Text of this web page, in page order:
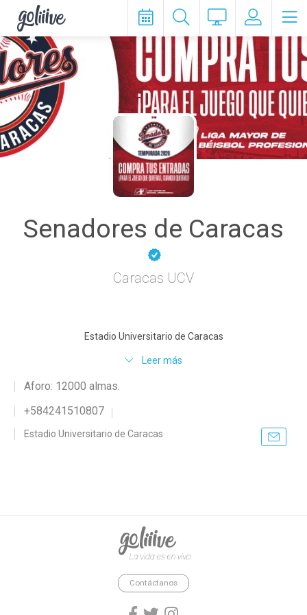
goliiive
Senadores de Caracas
Caracas UCV
Estadio Universitario de Caracas
Leer más
Aforo: 12000 almas.
+584241510807
Estadio Universitario de Caracas
goliiive - La vida es en vivo.
Contáctanos